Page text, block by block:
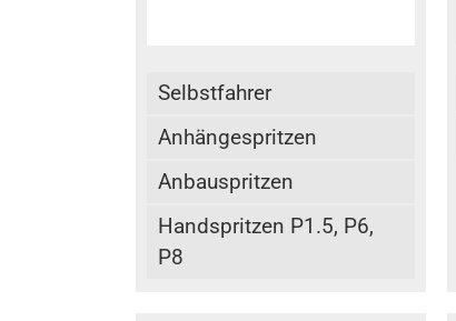
Selbstfahrer
Anhängespritzen
Anbauspritzen
Handspritzen P1.5, P6,
P8